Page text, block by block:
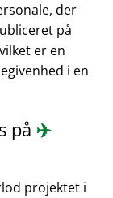
der
på
er en
i en
på ✈️
projektet i